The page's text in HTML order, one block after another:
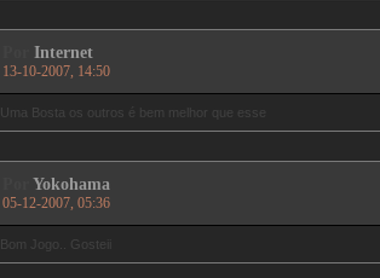
Internet
13-10-2007, 14:50
Uma Bosta os outros é bem melhor que esse
Yokohama
05-12-2007, 05:36
Bom Jogo.. Gosteii